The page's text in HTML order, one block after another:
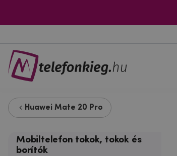
Huawei Mate 20 Pro
Mobiltelefon tokok, tokok és
borítók